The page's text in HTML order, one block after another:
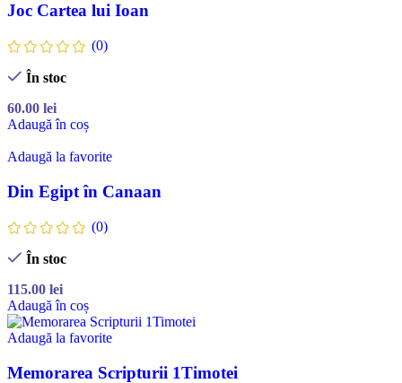
Joc Cartea lui Ioan
(0)
În stoc
60.00 lei
Adaugă în coș
Adaugă la favorite
Din Egipt în Canaan
(0)
În stoc
115.00 lei
Adaugă în coș
Adaugă la favorite
Memorarea Scripturii 1Timotei